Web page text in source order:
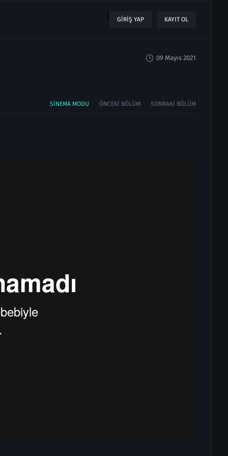
1 GIRIŞ YAP KAYIT OL
09 Mayıs 2021
SINEMA MODU ÖNCEKI BÖLÜM SONRAKI BÖLÜM